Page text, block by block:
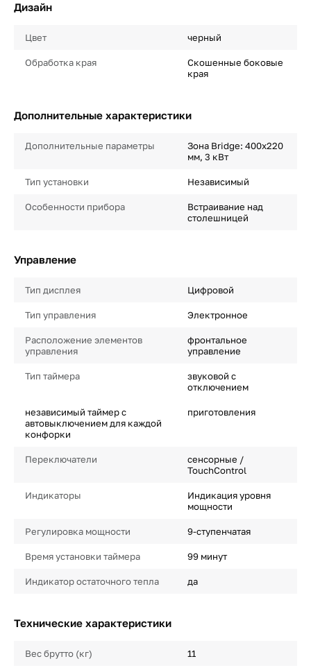
Дизайн
Цвет черный
Обработка края
Cкошенные боковые
края
Дополнительные характеристики
Дополнительные параметры
Зона Bridge: 400х220
мм, 3 кВт
Тип установки Независимый
Особенности прибора
Встраивание над
столешницей
Управление
Тип дисплея Цифровой
Тип управления Электронное
Расположение элементов
управления
фронтальное
управление
Тип таймера
звуковой с
отключением
независимый таймер с
автовыключением для каждой
конфорки
приготовления
Переключатели
сенсорные /
TouchControl
Индикаторы
Индикация уровня
мощности
Регулировка мощности 9-ступенчатая
Время установки таймера 99 минут
Индикатор остаточного тепла да
Технические характеристики
Вес брутто (кг) 11